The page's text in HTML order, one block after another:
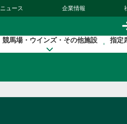
ニュース 企業情報
競馬場・ウインズ・その他施設 指定